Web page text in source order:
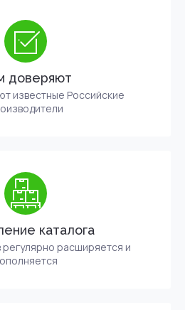
доверяют
известные Российские
каталога
регулярно расширяется и